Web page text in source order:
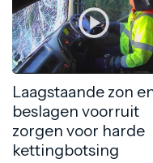
Laagstaande zon
beslagen voorruit
zorgen voor harde
kettingbotsing